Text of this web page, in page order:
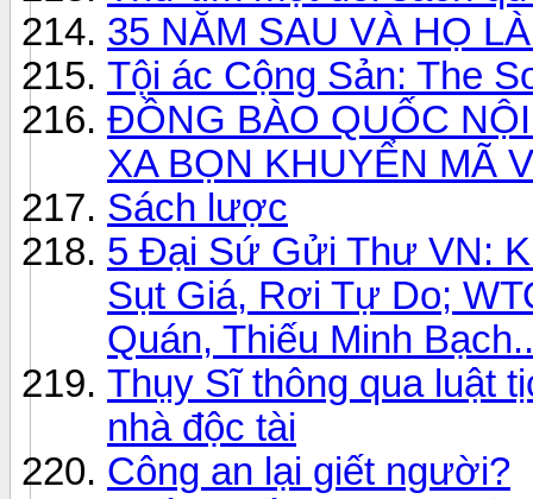
35 NĂM SAU VÀ HỌ
Tội ác Cộng Sản: The
ĐỒNG BÀO QUỐC
XA BỌN KHUYỂN MÃ
Sách lược
5 Đại Sứ Gửi Thư VN:
Sụt Giá, Rơi Tự Do;
Quán, Thiếu Minh
Thụy Sĩ thông qua luật
nhà độc tài
Công an lại giết người?